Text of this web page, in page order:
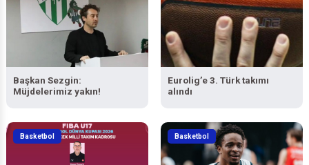
Başkan Sezgin:
Müjdelerimiz yakın!
Eurolig’e 3. Türk takımı
Basketbol Basketbol